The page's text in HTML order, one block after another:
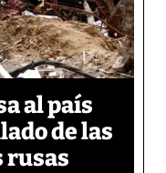
al país
de las
rusas